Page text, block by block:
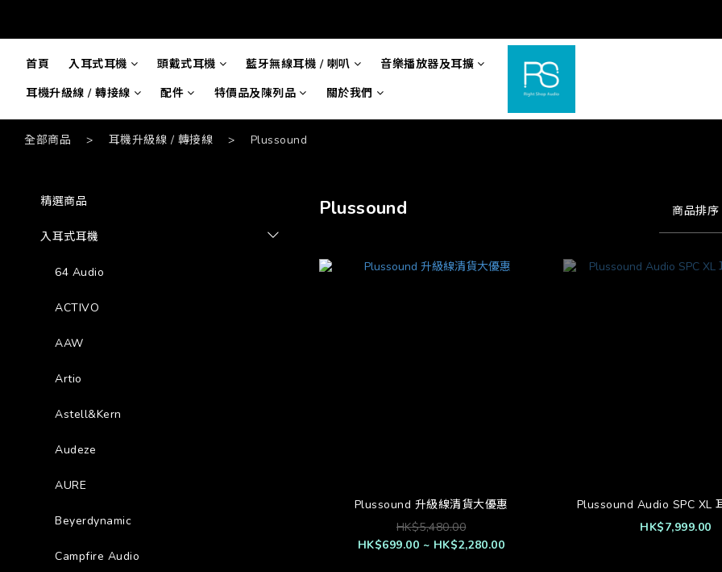
首頁 入耳式耳機 頭戴式耳機 藍牙無線耳機 / 喇叭
音樂播放器及耳擴
耳機升級線 / 轉接線
配件 特價品及陳列品 關於我們
全部商品 > 耳機升級線 / 轉接線 > Plussound
精選商品
入耳式耳機
64 Audio
ACTIVO
AAW
Artio
Astell&Kern
Audeze
AURE
Beyerdynamic
Campfire Audio
Plussound 商品排序
Plussound 升級線清貨大優惠
HK$5,480.00
HK$699.00 ~ HK$2,280.00
Plussound Audio SPC XL
HK$7,999.00